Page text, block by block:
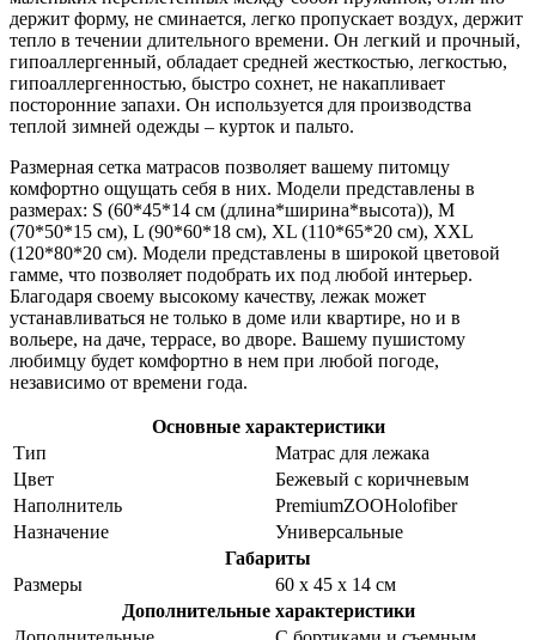
держит форму, не сминается, легко пропускает воздух, держит
тепло в течении длительного времени. Он легкий и прочный,
гипоаллергенный, обладает средней жесткостью, легкостью,
гипоаллергенностью, быстро сохнет, не накапливает
посторонние запахи. Он используется для производства
теплой зимней одежды – курток и пальто.
Размерная сетка матрасов позволяет вашему питомцу
комфортно ощущать себя в них. Модели представлены в
размерах: S (60*45*14 см (длина*ширина*высота)), M
(70*50*15 см), L (90*60*18 см), XL (110*65*20 см), XXL
(120*80*20 см). Модели представлены в широкой цветовой
гамме, что позволяет подобрать их под любой интерьер.
Благодаря своему высокому качеству, лежак может
устанавливаться не только в доме или квартире, но и в
вольере, на даче, террасе, во дворе. Вашему пушистому
любимцу будет комфортно в нем при любой погоде,
независимо от времени года.
Основные характеристики
Тип
Матрас для лежака
Цвет
Бежевый с коричневым
Наполнитель
PremiumZOOHolofiber
Назначение
Универсальные
Габариты
Размеры
60 х 45 х 14 см
Дополнительные характеристики